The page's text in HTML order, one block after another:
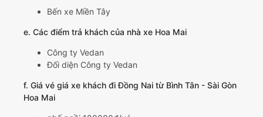
Bến xe Miền Tây
e. Các điểm trả khách của nhà xe Hoa Mai
Công ty Vedan
Đối diện Công ty Vedan
f. Giá vé giá xe khách đi Đồng Nai từ Bình Tân - Sài Gòn
Hoa Mai